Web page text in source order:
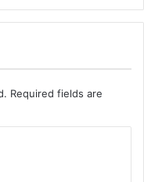
Required fields are